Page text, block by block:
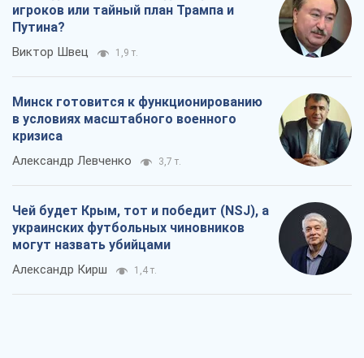
игроков или тайный план Трампа и
Путина?
Виктор Швец 1,9 т.
Минск готовится к функционированию
в условиях масштабного военного
кризиса
Александр Левченко 3,7 т.
Чей будет Крым, тот и победит (NSJ), а
украинских футбольных чиновников
могут назвать убийцами
Александр Кирш 1,4 т.